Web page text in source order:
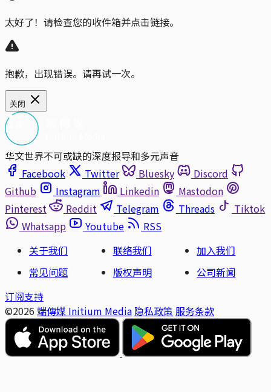
太好了！请检查您的收件箱并点击链接。
抱歉，出现错误。请再试一次。
关闭
华文世界不可或缺的深度报导和多元声音
Facebook
Twitter Bluesky
Discord
Github
Instagram Linkedin
Mastodon
Pinterest
Reddit Telegram Threads
Tiktok
Whatsapp
Youtube
RSS
关于我们
联络我们
加入我们
常见问题
版权声明
公司新闻
订阅支持
©2026 端傳媒 Initium Media 隐私政策 服务条款